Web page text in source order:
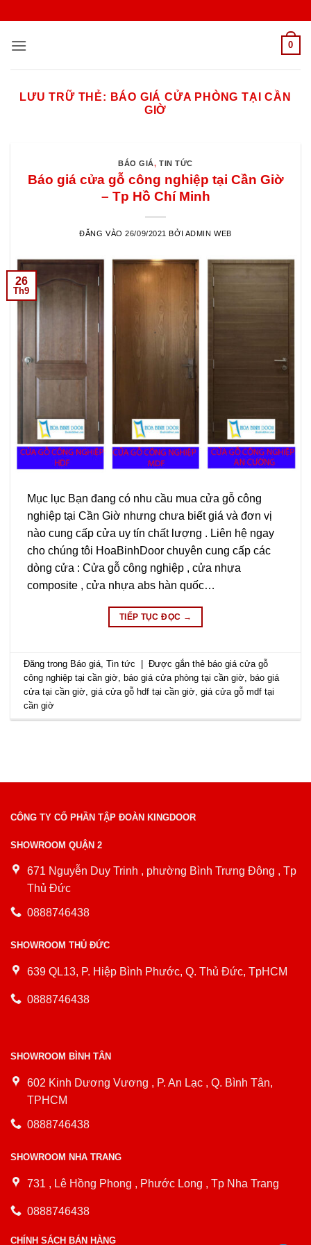
nội
0
LƯU TRỮ THẺ: BÁO GIÁ CỬA PHÒNG TẠI CẦN
GIỜ
BÁO GIÁ,TIN TỨC
Báo giá cửa gỗ công nghiệp tại Cần Giờ
– Tp Hồ Chí Minh
ĐĂNG VÀO26/09/2021 BỞI ADMIN WEB
26
Th9
Mục lục Bạn đang có nhu cầu mua cửa gỗ công
nghiệp tại Cần Giờ nhưng chưa biết giá và đơn vị
nào cung cấp cửa uy tín chất lượng . Liên hệ ngay
cho chúng tôi HoaBinhDoor chuyên cung cấp các
dòng cửa : Cửa gỗ công nghiệp , cửa nhựa
composite , cửa nhựa abs hàn quốc…
TIẾP TỤC ĐỌC →
Đăng trong Báo giá ,Tin tức Được gắn thẻ báo giá cửa gỗ
công nghiệp tại cần giờ
báo giá cửa phòng tại cần giờ
báo giá
cửa tại cần giờ ,giá cửa gỗ hdf tại cần giờ ,giá cửa gỗ mdf tại
cần giờ
CÔNG TY CỔ PHẦN TẬP ĐOÀN KINGDOOR
SHOWROOM QUẬN 2
671 Nguyễn Duy Trinh , phường Bình Trưng Đông , Tp
Thủ Đức
0888746438
SHOWROOM THỦ ĐỨC
639 QL13, P. Hiệp Bình Phước, Q. Thủ Đức, TpHCM
0888746438
SHOWROOM BÌNH TÂN
602 Kinh Dương Vương , P. An Lạc , Q. Bình Tân,
TPHCM
0888746438
SHOWROOM NHA TRANG
731 , Lê Hồng Phong , Phước Long , Tp Nha Trang
0888746438
CHÍNH SÁCH BÁN HÀNG